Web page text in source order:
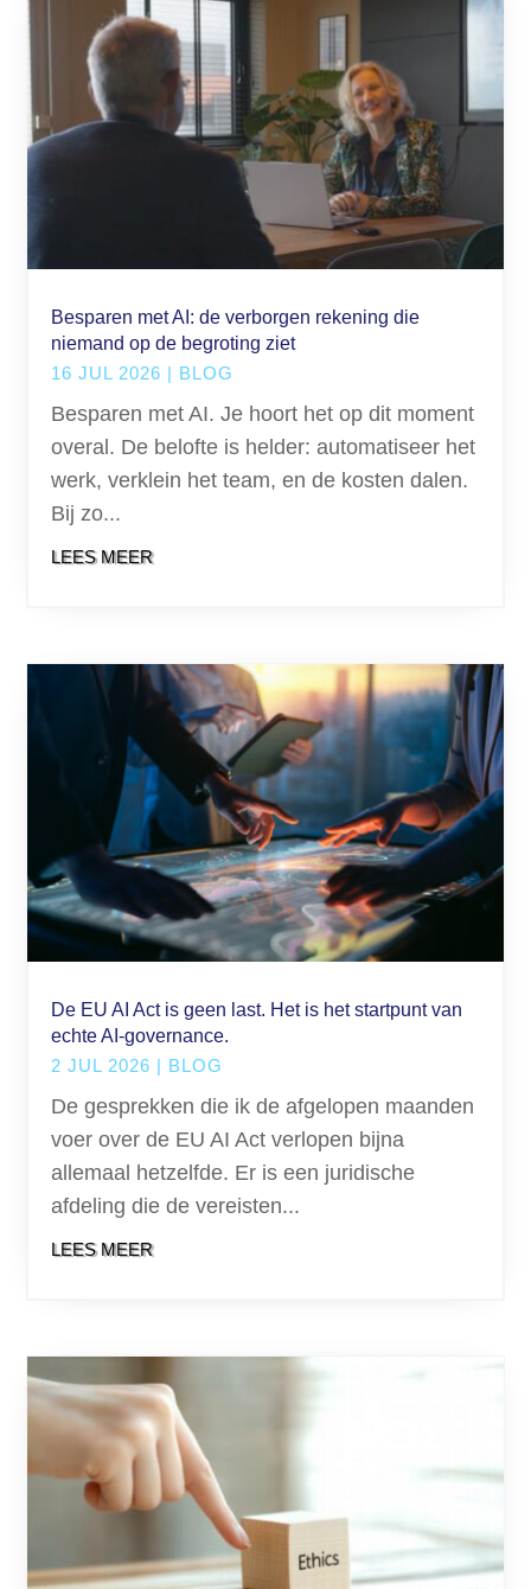
Besparen met AI: de verborgen rekening die
niemand op de begroting ziet
16 JUL 2026 | BLOG
Besparen met AI. Je hoort het op dit moment
overal. De belofte is helder: automatiseer het
werk, verklein het team, en de kosten dalen.
Bij zo...
LEES MEER
De EU AI Act is geen last. Het is het startpunt van
echte AI-governance.
2 JUL 2026 | BLOG
De gesprekken die ik de afgelopen maanden
voer over de EU AI Act verlopen bijna
allemaal hetzelfde. Er is een juridische
afdeling die de vereisten...
LEES MEER